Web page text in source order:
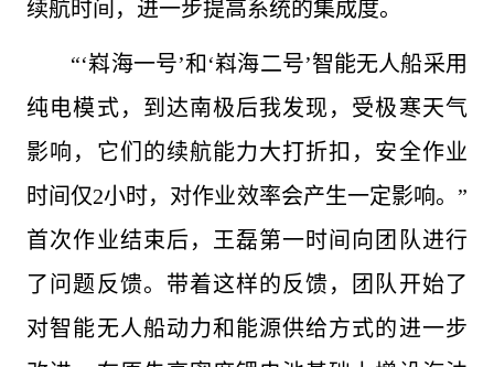
续航时间，进一步提高系统的集成度。
“‘嵙海一号’和‘嵙海二号’智能无人船采用
纯电模式，到达南极后我发现，受极寒天气
影响，它们的续航能力大打折扣，安全作业
时间仅2小时，对作业效率会产生一定影响。”
首次作业结束后，王磊第一时间向团队进行
了问题反馈。带着这样的反馈，团队开始了
对智能无人船动力和能源供给方式的进一步